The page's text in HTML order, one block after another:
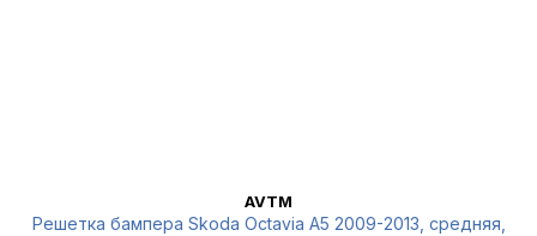
AVTM
Решетка бампера Skoda Octavia A5 2009-2013, средняя,